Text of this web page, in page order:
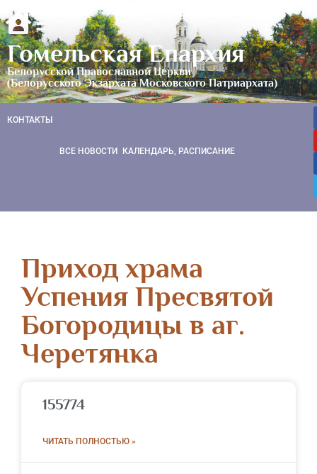
Гомельская Епархия
Белорусской Православной Церкви
(Белорусского Экзархата Московского Патриархата)
КОНТАКТЫ
ВСЕ НОВОСТИ КАЛЕНДАРЬ, РАСПИСАНИЕ
Приход храма
Успения Пресвятой
Богородицы в аг.
Черетянка
155774
ЧИТАТЬ ПОЛНОСТЬЮ »